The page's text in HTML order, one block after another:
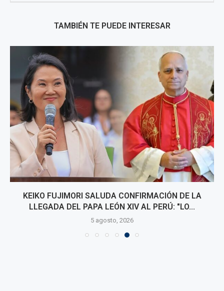
TAMBIÉN TE PUEDE INTERESAR
KEIKO FUJIMORI SALUDA CONFIRMACIÓN DE LA
LLEGADA DEL PAPA LEÓN XIV AL PERÚ: "LO...
5 agosto, 2026